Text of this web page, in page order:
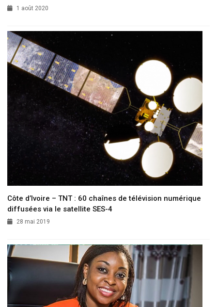
1 août 2020
Côte d’Ivoire – TNT : 60 chaînes de télévision numérique
diffusées via le satellite SES-4
28 mai 2019